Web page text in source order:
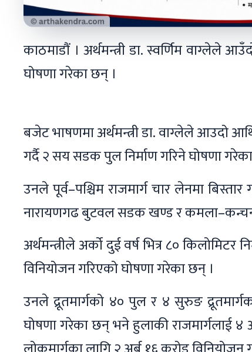
काठमाडौं । अर्थमन्त्री डा. स्वर्णिम वाग्लेले
घोषणा गरेका छन् ।
बजेट भाषणमा अर्थमन्त्री डा. वाग्लेले आउदो
गर्दै २ सय सडक पुल निर्माण गरिने घोषणा
उनले पूर्व–पश्चिम राजमार्ग चार लेनमा
नारायणगढ बुटवल सडक खण्ड र
अर्थमन्त्रीले अर्को दुई वर्ष भित्र ८०
विनियोजन गरिएको घोषणा गरेका छन् ।
उनले द्रूतमार्गको ४० पुल र ४ सुरुङ
घोषणा गरेका छन् भने हुलाकी राजमार्गलाई ४